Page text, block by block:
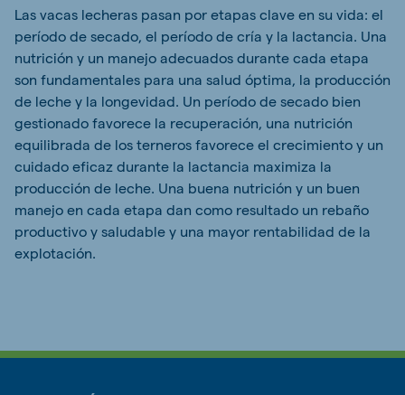
Las vacas lecheras pasan por etapas clave en su vida: el
período de secado, el período de cría y la lactancia. Una
nutrición y un manejo adecuados durante cada etapa
son fundamentales para una salud óptima, la producción
de leche y la longevidad. Un período de secado bien
gestionado favorece la recuperación, una nutrición
equilibrada de los terneros favorece el crecimiento y un
cuidado eficaz durante la lactancia maximiza la
producción de leche. Una buena nutrición y un buen
manejo en cada etapa dan como resultado un rebaño
productivo y saludable y una mayor rentabilidad de la
explotación.